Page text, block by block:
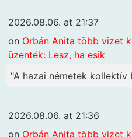
2026.08.06. at 21:37
on Orbán Anita több vizet
üzenték: Lesz, ha esik
"A hazai németek kollektív
2026.08.06. at 21:36
on Orbán Anita több vizet